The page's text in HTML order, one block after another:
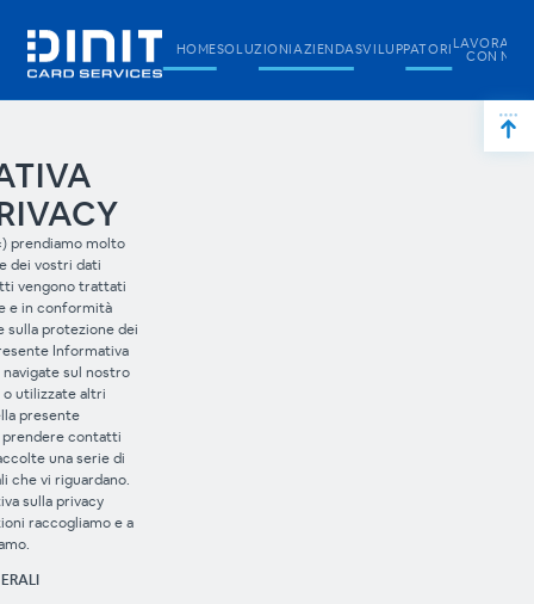
HOMESOLUZIONIAZIENDASVILUPPATORI LAVORARE
CON NOI
prendiamo molto
dei vostri dati
vengono trattati
e in conformità
sulla protezione dei
Informativa
sul nostro
utilizzate altri
presente
contatti
una serie di
che vi riguardano.
sulla privacy
raccogliamo e a